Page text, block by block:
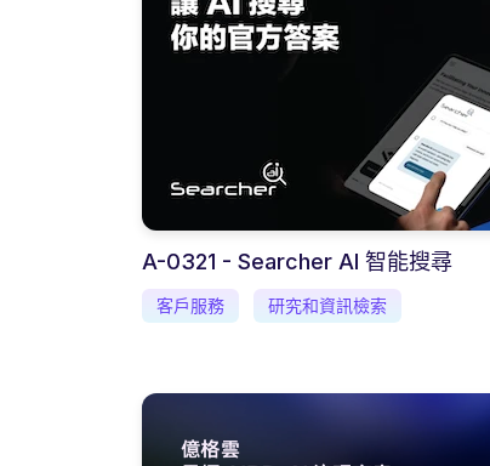
A-0321 - Searcher AI 智能搜尋
客戶服務 研究和資訊檢索